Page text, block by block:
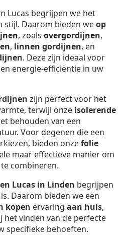
Lucas begrijpen we het
stijl. Daarom bieden weop
, zoals overgordijnen,
, linnen gordijnen, en
. Deze zijn ideaal voor
energie-efficiëntie in uw
zijn perfect voor het
terwijl onze isolerende
behouden van een
Voor degenen die een
bieden onzefolie
maar effectieve manier om
combineren.
Lucas in Linden begrijpen
Daarom bieden we een
kopen ervaring aan huis,
het vinden van de perfecte
specifieke behoeften.